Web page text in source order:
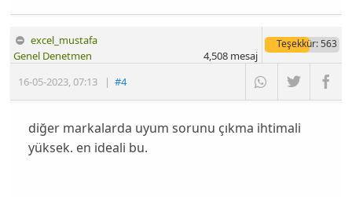
excel_mustafa
16-05-2023,07:13 |#4
Genel Denetmen
Teşekkür: 563
4,508mesaj
diğer markalarda uyum sorunu çıkma ihtimali
yüksek. en ideali bu.